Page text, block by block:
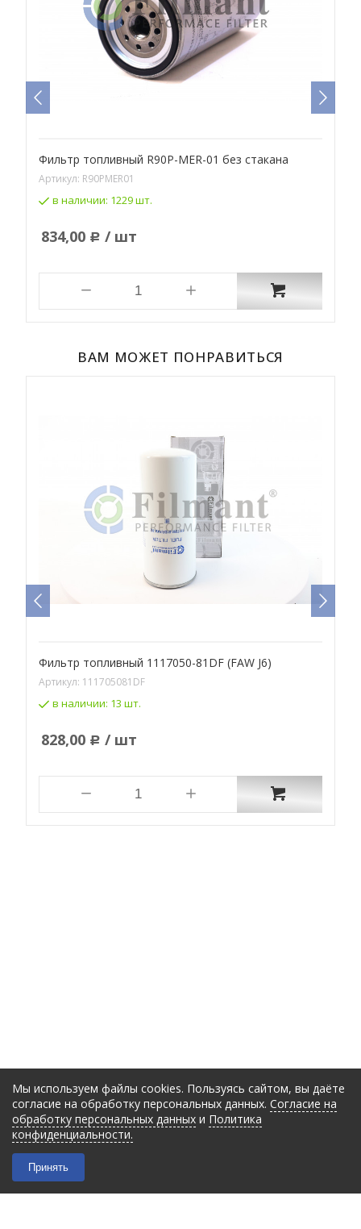
Фильтр топливный R90P-MER-01 без стакана
Артикул: R90PMER01
в наличии: 1229 шт.
834,00 Р / шт
ВАМ МОЖЕТ ПОНРАВИТЬСЯ
Фильтр топливный 1117050-81DF (FAW J6)
Артикул: 111705081DF
в наличии: 13 шт.
828,00 Р / шт
Мы используем файлы cookies. Пользуясь сайтом, вы даёте
согласие на обработку персональных данных. Согласие на
обработку персональных данных и Политика
конфиденциальности.
Принять